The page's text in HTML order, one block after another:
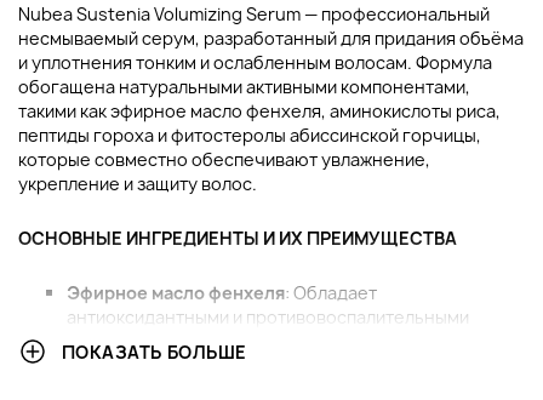
Nubea Sustenia Volumizing Serum — профессиональный
несмываемый серум, разработанный для придания объёма
и уплотнения тонким и ослабленным волосам. Формула
обогащена натуральными активными компонентами,
такими как эфирное масло фенхеля, аминокислоты риса,
пептиды гороха и фитостеролы абиссинской горчицы,
которые совместно обеспечивают увлажнение,
укрепление и защиту волос.
ОСНОВНЫЕ ИНГРЕДИЕНТЫ И ИХ ПРЕИМУЩЕСТВА
Эфирное масло фенхеля: Обладает
антиоксидантными и противовоспалительными
свойствами, улучшает микроциркуляцию кожи
головы, что способствует укреплению волосяных
ПОКАЗАТЬ БОЛЬШЕ